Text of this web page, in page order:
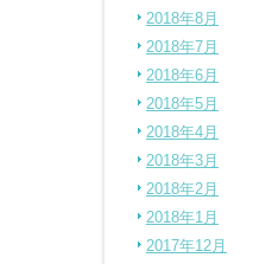
2018年8月
2018年7月
2018年6月
2018年5月
2018年4月
2018年3月
2018年2月
2018年1月
2017年12月